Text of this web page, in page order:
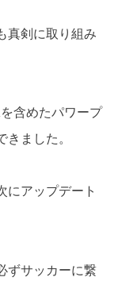
真剣に取り組み
含めたパワープ
ました。
にアップデート
ずサッカーに繋